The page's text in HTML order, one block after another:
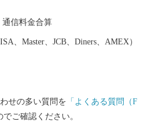
京都の「嵐山（あらしやま）」に
、「武蔵国の嵐山」という意味で
の地名は後に、当町の町名にも採
通信料金合算
、Master、JCB、Diners、AMEX）
せの多い質問を 「よくある質問（F
ご確認ください。